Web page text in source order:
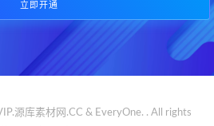
立即开通
源库素材网.CC & EveryOne. . All rights